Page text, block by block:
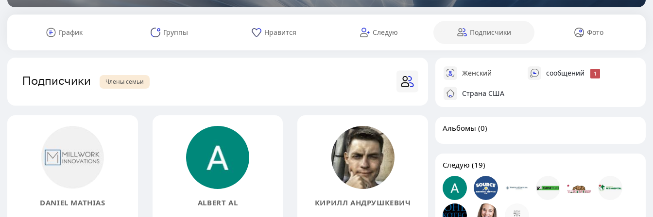
График Группы Нравится Следую Подписчики Фото
Подписчики Члены семьи
DANIEL MATHIAS ALBERT AL КИРИЛЛ АНДРУШКЕВИЧ
Женский сообщений 1
Страна США
Альбомы (0)
Следую (19)